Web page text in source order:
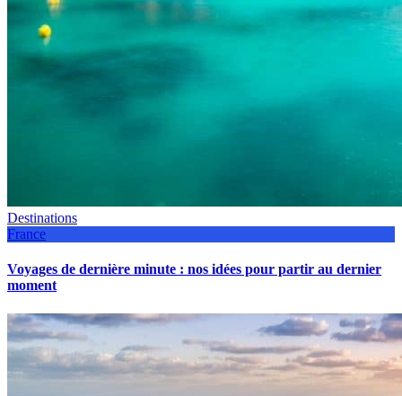
Destinations
France
Voyages de dernière minute : nos idées pour partir au dernier
moment